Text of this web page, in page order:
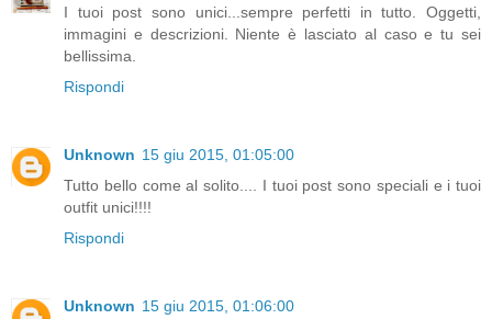
I tuoi post sono unici...sempre perfetti in tutto. Oggetti,
immagini e descrizioni. Niente è lasciato al caso e tu sei
bellissima.
Rispondi
Unknown 15 giu 2015, 01:05:00
Tutto bello come al solito.... I tuoi post sono speciali e i tuoi
outfit unici!!!!
Rispondi
Unknown 15 giu 2015, 01:06:00